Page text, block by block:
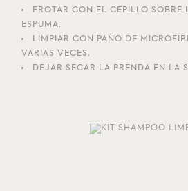
FROTAR CON EL CEPILLO SOBRE
ESPUMA.
LIMPIAR CON PAÑO DE
VARIAS VECES.
DEJAR SECAR LA PRENDA EN LA